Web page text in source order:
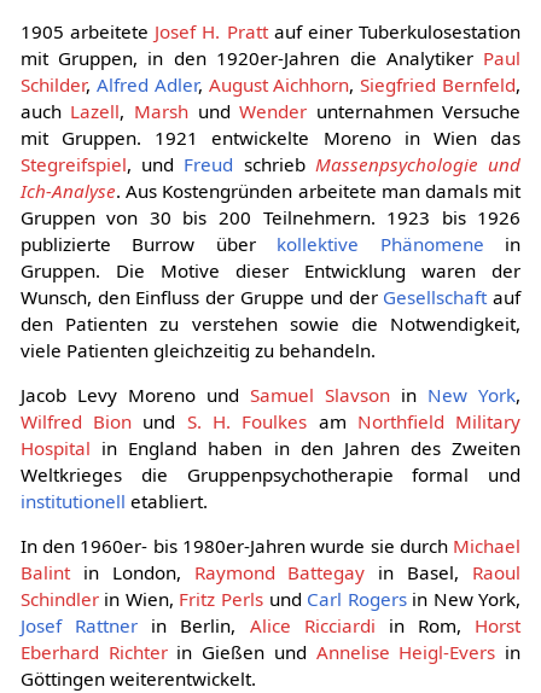
1905 arbeitete Josef H. Prattauf einer Tuberkulosestation
mit Gruppen, in den 1920er-Jahren die Analytiker Paul
Schilder, Alfred Adler, August Aichhorn,Siegfried Bernfeld,
auch Lazell, MarshundWender unternahmen Versuche
mit Gruppen. 1921 entwickelte Moreno in Wien das
Stegreifspiel, und Freud schrieb Massenpsychologie und
Ich-Analyse. Aus Kostengründen arbeitete man damals mit
Gruppen von 30 bis 200 Teilnehmern. 1923 bis 1926
publizierte Burrow über kollektive Phänomene in
Gruppen. Die Motive dieser Entwicklung waren der
Wunsch, den Einfluss der Gruppe und der Gesellschaft auf
den Patienten zu verstehen sowie die Notwendigkeit,
viele Patienten gleichzeitig zu behandeln.
Jacob Levy Moreno und Samuel Slavson in New York,
Wilfred Bion und S. H. Foulkes am Northfield Military
Hospital in England haben in den Jahren des Zweiten
Weltkrieges die Gruppenpsychotherapie formal und
institutionell etabliert.
In den 1960er- bis 1980er-Jahren wurde sie durch Michael
Balintin London, Raymond Battegay in Basel, Raoul
Schindlerin Wien, Fritz Perlsund Carl Rogersin New York,
Josef Rattner in Berlin, Alice Ricciardi in Rom, Horst
Eberhard Richterin Gießen und Annelise Heigl-Evers in
Göttingen weiterentwickelt.